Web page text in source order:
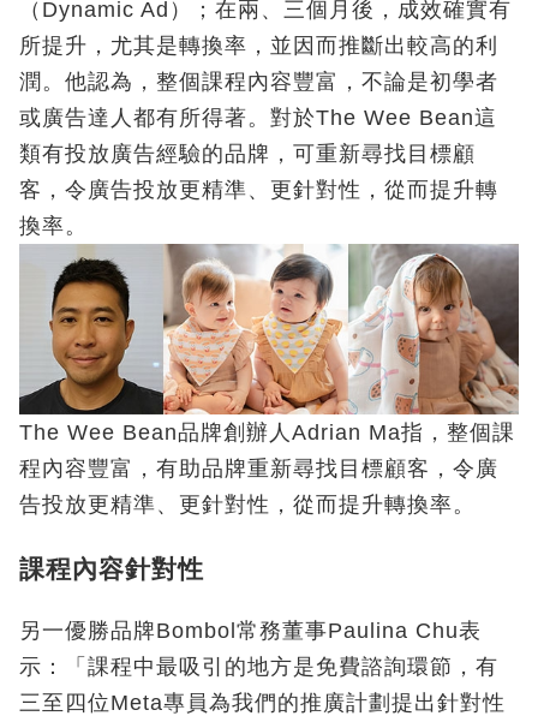
（Dynamic Ad）；在兩、三個月後，成效確實有
所提升，尤其是轉換率，並因而推斷出較高的利
潤。他認為，整個課程內容豐富，不論是初學者
或廣告達人都有所得著。對於The Wee Bean這
類有投放廣告經驗的品牌，可重新尋找目標顧
客，令廣告投放更精準、更針對性，從而提升轉
換率。
The Wee Bean品牌創辦人Adrian Ma指，整個課
程內容豐富，有助品牌重新尋找目標顧客，令廣
告投放更精準、更針對性，從而提升轉換率。
課程內容針對性
另一優勝品牌Bombol常務董事Paulina Chu表
示：「課程中最吸引的地方是免費諮詢環節，有
三至四位Meta專員為我們的推廣計劃提出針對性